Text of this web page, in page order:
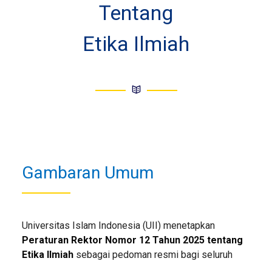
Tentang
Etika Ilmiah
Gambaran Umum
Universitas Islam Indonesia (UII) menetapkan
Peraturan Rektor Nomor 12 Tahun 2025 tentang
Etika Ilmiahsebagai pedoman resmi bagi seluruh